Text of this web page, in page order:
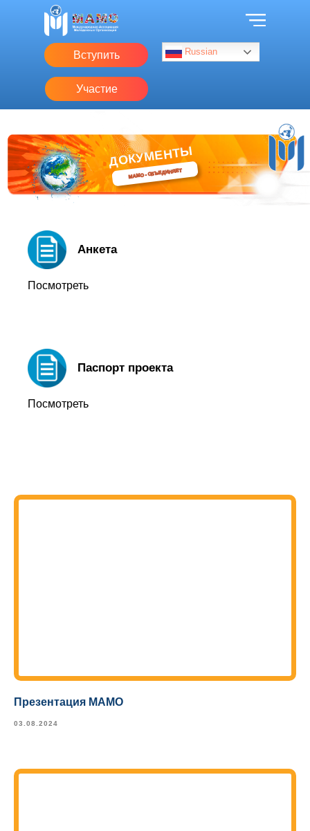
Вступить Russian
Участие
ДОКУМЕНТЫ
МАМО - ОБЪЕДИНЯЕТ
Анкета
Посмотреть
Паспорт проекта
Посмотреть
Презентация МАМО
03.08.2024